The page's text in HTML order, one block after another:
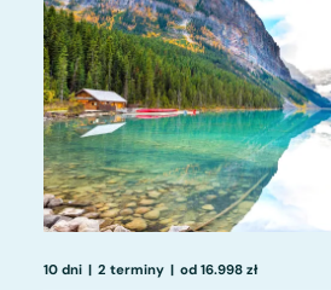
10 dni | 2 terminy | od 16.998 zł